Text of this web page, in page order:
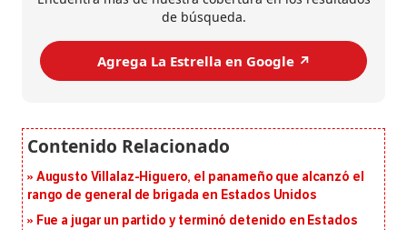
de búsqueda.
Agrega La Estrella en Google ↗️
Augusto Villalaz-Higuero, el panameño que alcanzó el
rango de general de brigada en Estados Unidos
Fue a jugar un partido y terminó detenido en Estados